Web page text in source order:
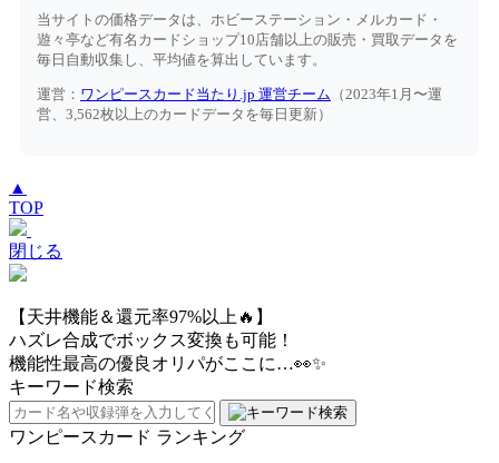
当サイトの価格データは、ホビーステーション・メルカード・
遊々亭など有名カードショップ10店舗以上の販売・買取データを
毎日自動収集し、平均値を算出しています。
運営： ワンピースカード当たり.jp 運営チーム （2023年1月〜運
営、3,562枚以上のカードデータを毎日更新）
▲
TOP
閉じる
【天井機能＆還元率97%以上🔥】
ハズレ合成でボックス変換も可能！
機能性最高の優良オリパがここに…👀✨
キーワード検索
ワンピースカード ランキング